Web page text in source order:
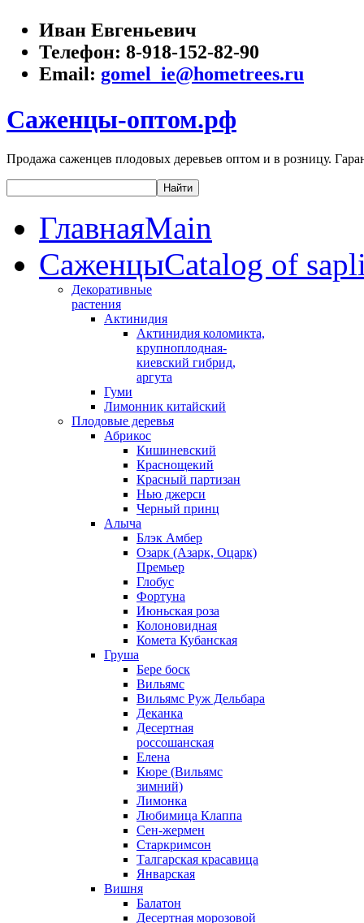
Иван Евгеньевич
Телефон: 8-918-152-82-90
Email: gomel_ie@hometrees.ru
Саженцы-оптом.рф
Продажа саженцев плодовых деревьев оптом и в розницу.
ГлавнаяMain
СаженцыCatalog of
Декоративные
растения
Актинидия
Актинидия коломикта,
крупноплодная-
киевский гибрид,
аргута
Гуми
Лимонник китайский
Плодовые деревья
Абрикос
Кишиневский
Краснощекий
Красный партизан
Нью джерси
Черный принц
Алыча
Блэк Амбер
Озарк (Азарк, Оцарк)
Премьер
Глобус
Фортуна
Июньская роза
Колоновидная
Комета Кубанская
Груша
Бере боск
Вильямс
Вильямс Руж Дельбара
Деканка
Десертная
россошанская
Елена
Кюре (Вильямс
зимний)
Лимонка
Любимица Клаппа
Сен-жермен
Старкримсон
Талгарская красавица
Январская
Вишня
Балатон
Десертная морозовой